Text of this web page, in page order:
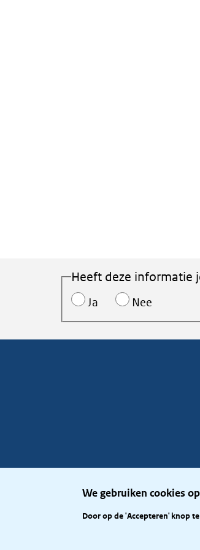
We gebruiken cookies
Door op de 'Accepteren' knop
Heeft deze informatie
Ja Nee